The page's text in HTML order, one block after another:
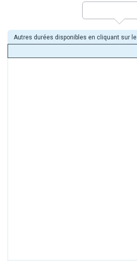
Autres durées disponibles en cliquant sur le